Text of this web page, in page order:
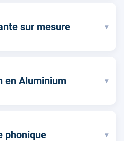
sur mesure ▾
en Aluminium ▾
phonique ▾